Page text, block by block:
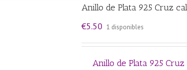
Anillo de Plata 925 Cruz
€5.50 1 disponibles
Anillo de Plata 925